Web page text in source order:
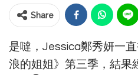
Share
是噠，Jessica鄭秀妍一
浪的姐姐》第三季，結果